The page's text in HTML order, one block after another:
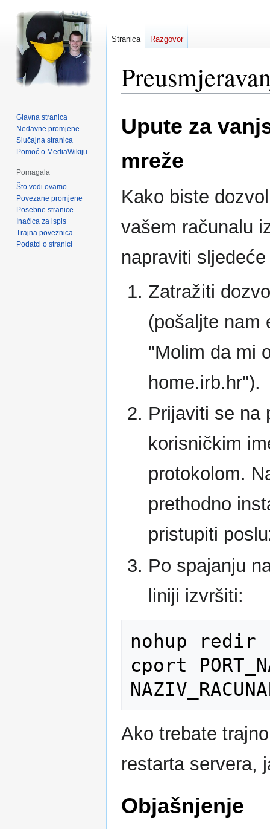
navigaciju
pretraživanje
Upute za
mreže
Kako biste
vašem računalu
napraviti
Zatražiti
(pošaljte nam
"Molim da mi
home.irb.hr").
Prijaviti se na
korisničkim
protokolom.
prethodno
pristupiti
Po spajanju
liniji izvršiti:
nohup redir
cport
Ako trebate
restarta servera,
Objašnjenje
Stranica Razgovor
Glavna stranica
Nedavne promjene
Slučajna stranica
Pomoć o MediaWikiju
Pomagala
Što vodi ovamo
Povezane promjene
Posebne stranice
Inačica za ispis
Trajna poveznica
Podatci o stranici